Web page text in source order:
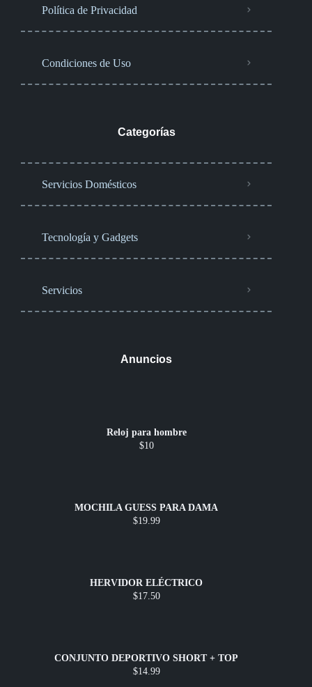
Política de Privacidad
Condiciones de Uso
Categorías
Servicios Domésticos
Tecnología y Gadgets
Servicios
Anuncios
Reloj para hombre
$10
MOCHILA GUESS PARA DAMA
$19.99
HERVIDOR ELÉCTRICO
$17.50
CONJUNTO DEPORTIVO SHORT + TOP
$14.99